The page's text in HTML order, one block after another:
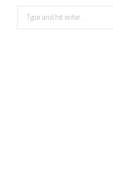
Search
for: